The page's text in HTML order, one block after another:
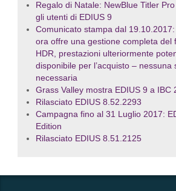
Regalo di Natale: NewBlue Titler
gli utenti di EDIUS 9
Comunicato stampa dal
ora offre una gestione completa del
HDR, prestazioni ulteriormente
disponibile per l’acquisto – nessuna
necessaria
Grass Valley mostra EDIUS 9 a IBC
Rilasciato EDIUS 8.52.2293
Campagna fino al 31 Luglio 2017:
Edition
Rilasciato EDIUS 8.51.2125